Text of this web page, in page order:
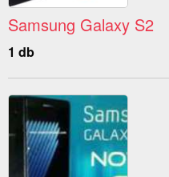
Samsung Galaxy S2
1 db